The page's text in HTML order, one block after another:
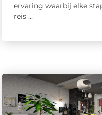
ervaring waarbij elke
reis ...